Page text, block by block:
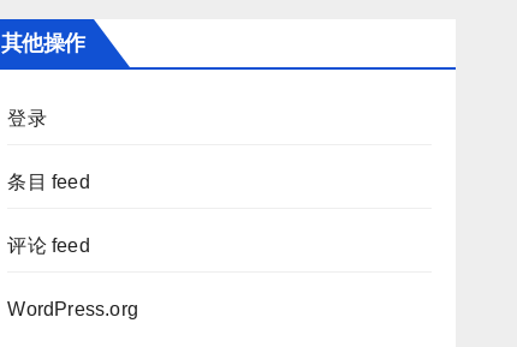
其他操作
登录
条目 feed
评论 feed
WordPress.org